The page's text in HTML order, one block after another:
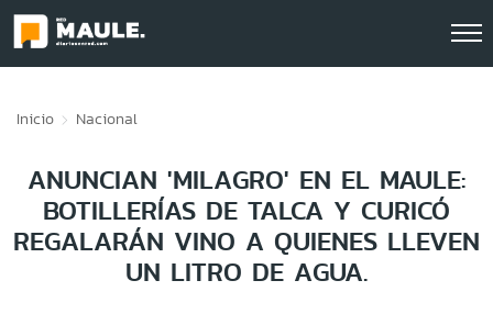
Inicio Nacional
ANUNCIAN 'MILAGRO' EN EL MAULE:
BOTILLERÍAS DE TALCA Y CURICÓ
REGALARÁN VINO A QUIENES LLEVEN
UN LITRO DE AGUA.